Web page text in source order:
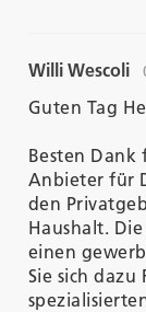
Willi Wescoli
Guten Tag
Besten Dank
Anbieter für
den
Haushalt.
einen
Sie sich